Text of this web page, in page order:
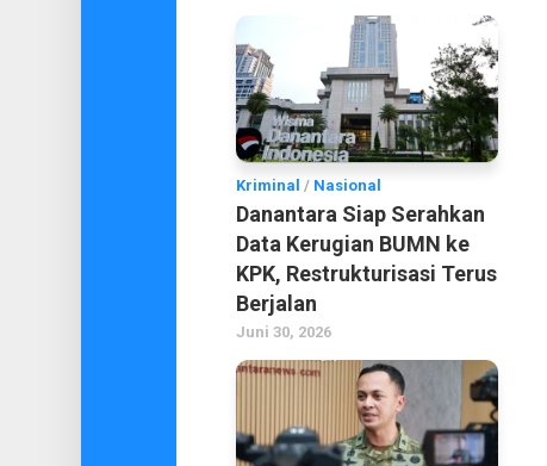
Kriminal / Nasional
Danantara Siap Serahkan
Data Kerugian BUMN ke
KPK, Restrukturisasi Terus
Berjalan
Juni 30, 2026